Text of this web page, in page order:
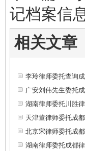
记档案信
相关文章
李玲律师委托查询
广安刘伟先生委托
湖南律师委托川胜
天津董律师委托成
北京宋律师委托成
湖南律师委托成都